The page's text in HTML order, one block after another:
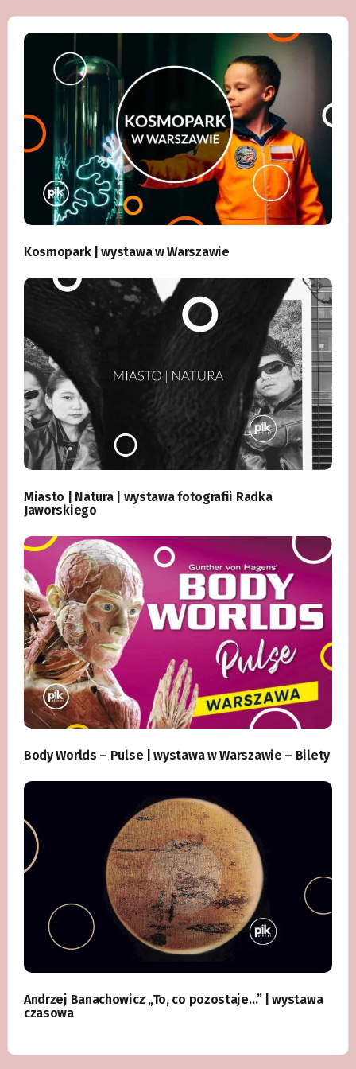
Kosmopark | wystawa w Warszawie
Miasto | Natura | wystawa fotografii Radka
Jaworskiego
Body Worlds – Pulse | wystawa w Warszawie – Bilety
Andrzej Banachowicz „To, co pozostaje…” | wystawa
czasowa